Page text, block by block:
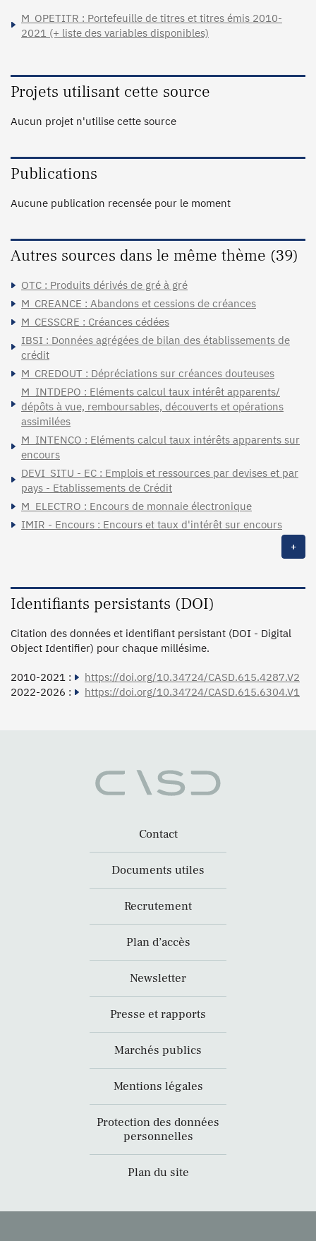
M_OPETITR : Portefeuille de titres et titres émis 2010-
2021 (+ liste des variables disponibles)
Projets utilisant cette source
Aucun projet n'utilise cette source
Publications
Aucune publication recensée pour le moment
Autres sources dans le même thème (39)
OTC : Produits dérivés de gré à gré
M_CREANCE : Abandons et cessions de créances
M_CESSCRE : Créances cédées
IBSI : Données agrégées de bilan des établissements de
crédit
M_CREDOUT : Dépréciations sur créances douteuses
M_INTDEPO : Eléments calcul taux intérêt apparents/
dépôts à vue, remboursables, découverts et opérations
assimilées
M_INTENCO : Eléments calcul taux intérêts apparents sur
encours
DEVI_SITU - EC : Emplois et ressources par devises et par
pays - Etablissements de Crédit
M_ELECTRO : Encours de monnaie électronique
IMIR - Encours : Encours et taux d'intérêt sur encours
+
Identifiants persistants (DOI)
Citation des données et identifiant persistant (DOI - Digital
Object Identifier) pour chaque millésime.
2010-2021 :
https://doi.org/10.34724/CASD.615.4287.V2
2022-2026 :
https://doi.org/10.34724/CASD.615.6304.V1
Contact
Documents utiles
Recrutement
Plan d’accès
Newsletter
Presse et rapports
Marchés publics
Mentions légales
Protection des données
personnelles
Plan du site